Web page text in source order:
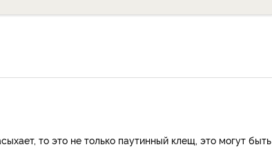
то это не только паутинный клещ, это могут быть